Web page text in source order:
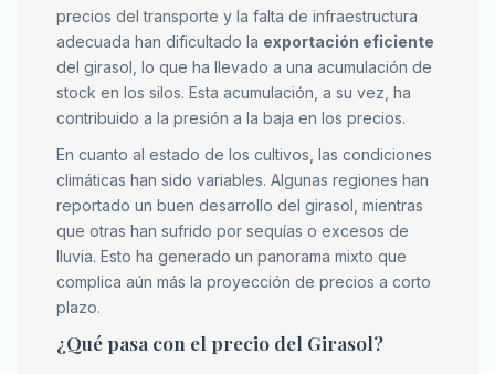
precios del transporte y la falta de infraestructura
adecuada han dificultado la exportación eficiente
del girasol, lo que ha llevado a una acumulación de
stock en los silos. Esta acumulación, a su vez, ha
contribuido a la presión a la baja en los precios.
En cuanto al estado de los cultivos, las condiciones
climáticas han sido variables. Algunas regiones han
reportado un buen desarrollo del girasol, mientras
que otras han sufrido por sequías o excesos de
lluvia. Esto ha generado un panorama mixto que
complica aún más la proyección de precios a corto
plazo.
¿Qué pasa con el precio del Girasol?